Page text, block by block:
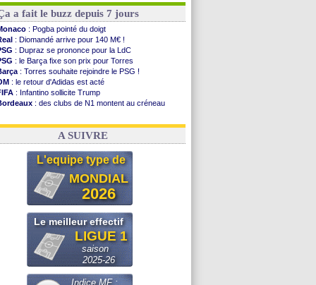
a fait le buzz depuis 7 jours
: Pogba pointé du doigt
: Diomandé arrive pour 140 M€ !
: Dupraz se prononce pour la LdC
: le Barça fixe son prix pour Torres
: Torres souhaite rejoindre le PSG !
: le retour d'Adidas est acté
: Infantino sollicite Trump
: des clubs de N1 montent au créneau
: le démenti de Leipzig pour Diomandé
A SUIVRE
L'equipe type de
MONDIAL
2026
Le meilleur effectif
LIGUE 1
saison
2025-26
Indice MF :